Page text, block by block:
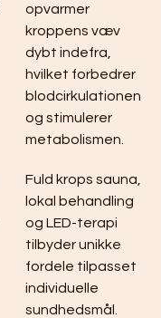
opvarmer
kroppens væv
dybt indefra,
hvilket forbedrer
blodcirkulationen
og stimulerer
metabolismen.
Fuld krops sauna,
lokal behandling
og LED-terapi
tilbyder unikke
fordele tilpasset
individuelle
sundhedsmål.